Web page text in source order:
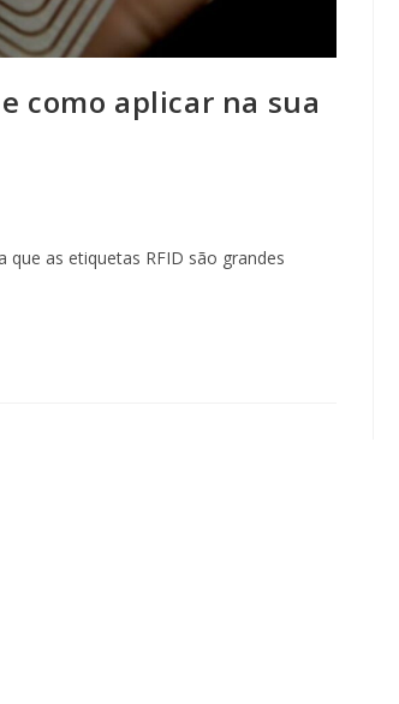
como aplicar na sua
que as etiquetas RFID são grandes